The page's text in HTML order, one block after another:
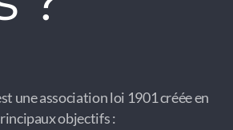
une association loi 1901 créée en
objectifs :